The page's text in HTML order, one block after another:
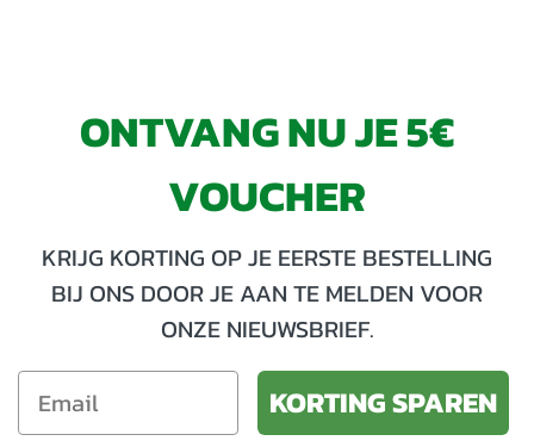
ONTVANG NU JE 5€
VOUCHER
KRIJG KORTING OP JE EERSTE BESTELLING
BIJ ONS DOOR JE AAN TE MELDEN VOOR
ONZE NIEUWSBRIEF.
KORTING SPAREN